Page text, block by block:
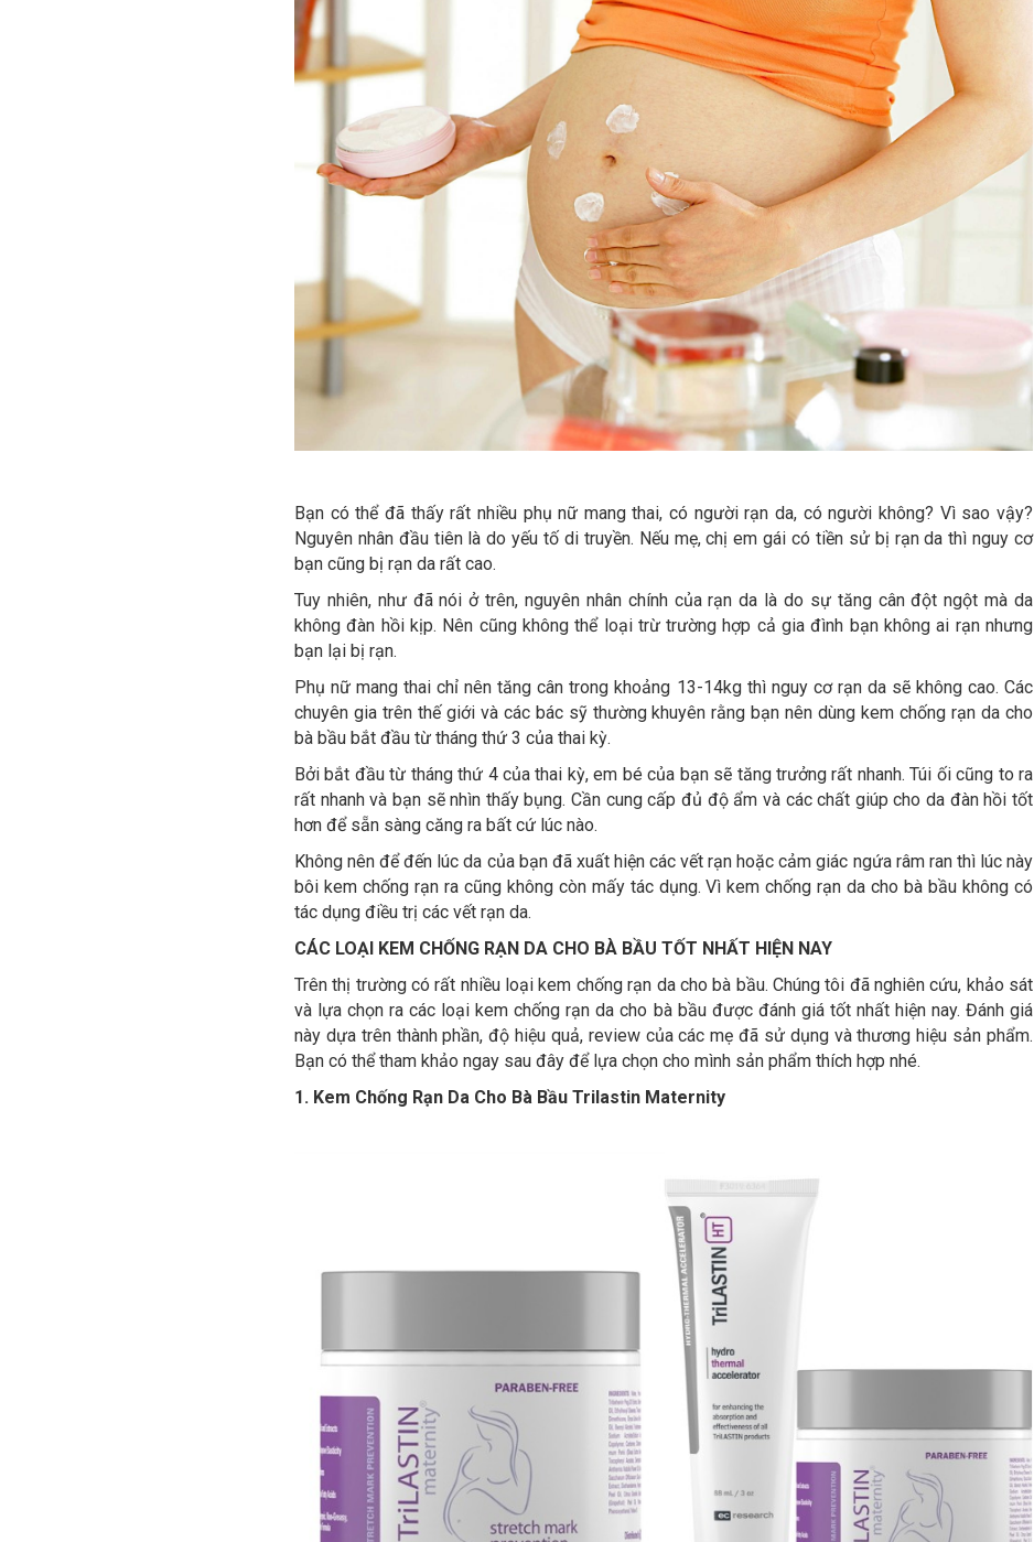
Bạn có thể đã thấy rất nhiều phụ nữ mang thai, có người rạn da, có người không? Vì sao vậy?
Nguyên nhân đầu tiên là do yếu tố di truyền. Nếu mẹ, chị em gái có tiền sử bị rạn da thì nguy cơ
bạn cũng bị rạn da rất cao.
Tuy nhiên, như đã nói ở trên, nguyên nhân chính của rạn da là do sự tăng cân đột ngột mà da
không đàn hồi kịp. Nên cũng không thể loại trừ trường hợp cả gia đình bạn không ai rạn nhưng
bạn lại bị rạn.
Phụ nữ mang thai chỉ nên tăng cân trong khoảng 13-14kg thì nguy cơ rạn da sẽ không cao. Các
chuyên gia trên thế giới và các bác sỹ thường khuyên rằng bạn nên dùng kem chống rạn da cho
bà bầu bắt đầu từ tháng thứ 3 của thai kỳ.
Bởi bắt đầu từ tháng thứ 4 của thai kỳ, em bé của bạn sẽ tăng trưởng rất nhanh. Túi ối cũng to ra
rất nhanh và bạn sẽ nhìn thấy bụng. Cần cung cấp đủ độ ẩm và các chất giúp cho da đàn hồi tốt
hơn để sẵn sàng căng ra bất cứ lúc nào.
Không nên để đến lúc da của bạn đã xuất hiện các vết rạn hoặc cảm giác ngứa râm ran thì lúc này
bôi kem chống rạn ra cũng không còn mấy tác dụng. Vì kem chống rạn da cho bà bầu không có
tác dụng điều trị các vết rạn da.
CÁC LOẠI KEM CHỐNG RẠN DA CHO BÀ BẦU TỐT NHẤT HIỆN NAY
Trên thị trường có rất nhiều loại kem chống rạn da cho bà bầu. Chúng tôi đã nghiên cứu, khảo sát
và lựa chọn ra các loại kem chống rạn da cho bà bầu được đánh giá tốt nhất hiện nay. Đánh giá
này dựa trên thành phần, độ hiệu quả, review của các mẹ đã sử dụng và thương hiệu sản phẩm.
Bạn có thể tham khảo ngay sau đây để lựa chọn cho mình sản phẩm thích hợp nhé.
1. Kem Chống Rạn Da Cho Bà Bầu Trilastin Maternity